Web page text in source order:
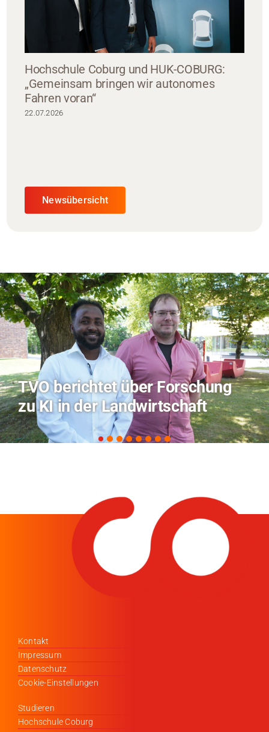
Hochschule Coburg und HUK-COBURG:
„Gemeinsam bringen wir autonomes
Fahren voran“
22.07.2026
Newsübersicht
Hitze-Aktionstag: Hochschule
Coburg im Radio Bamberg
Kontakt
Impressum
Datenschutz
Cookie-Einstellungen
Studieren
Hochschule Coburg